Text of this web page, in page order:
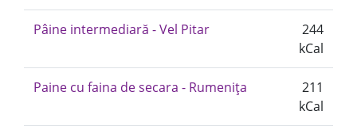
Pâine intermediară - Vel Pitar
244
kCal
Paine cu faina de secara - Rumenița
211
kCal